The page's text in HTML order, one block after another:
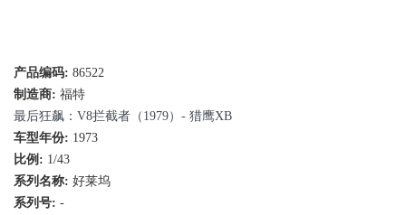
产品编码: 86522
制造商: 福特
最后狂飙：V8拦截者（1979）- 猎鹰XB
车型年份: 1973
比例: 1/43
系列名称: 好莱坞
系列号: -